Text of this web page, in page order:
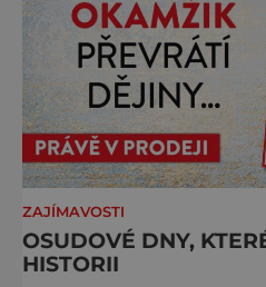
ZAJÍMAVOSTI
OSUDOVÉ DNY,
HISTORII